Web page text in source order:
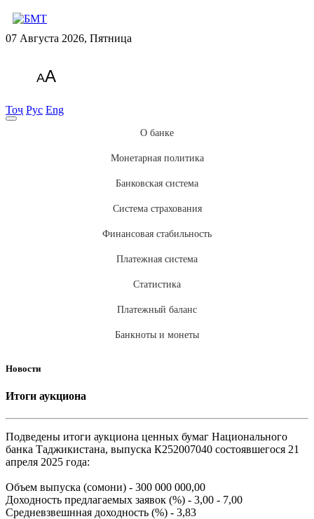
07 Августа 2026, Пятница
AA
Тоҷ Рус Eng
О банке
Монетарная политика
Банковская система
Система страхования
Финансовая стабильность
Платежная система
Статистика
Платежный баланс
Банкноты и монеты
Новости
Итоги аукциона
Подведены итоги аукциона ценных бумаг Национального
банка Таджикистана, выпуска К252007040 состоявшегося 21
апреля 2025 года:
Объем выпуска (сомони) - 300 000 000,00
Доходность предлагаемых заявок (%) - 3,00 - 7,00
Средневзвешнная доходность (%) - 3,83